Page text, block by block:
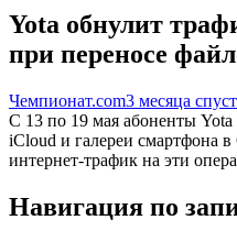
Yota обнулит
при переносе
Чемпионат.com3 месяца
С 13 по 19 мая абоненты
iCloud и галереи смартфона
интернет-трафик на эти
Навигация по